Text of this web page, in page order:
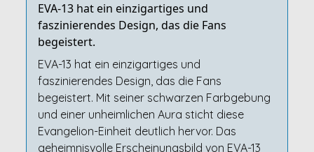
EVA-13 hat ein einzigartiges und
faszinierendes Design, das die Fans
begeistert.
EVA-13 hat ein einzigartiges und
faszinierendes Design, das die Fans
begeistert. Mit seiner schwarzen Farbgebung
und einer unheimlichen Aura sticht diese
Evangelion-Einheit deutlich hervor. Das
geheimnisvolle Erscheinungsbild von EVA-13